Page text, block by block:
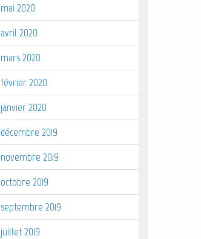
mai 2020
avril 2020
mars 2020
février 2020
janvier 2020
décembre 2019
novembre 2019
octobre 2019
septembre 2019
juillet 2019